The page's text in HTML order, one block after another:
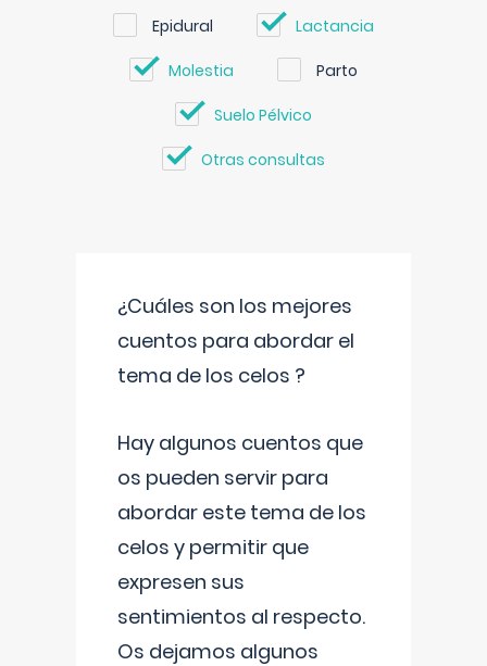
Epidural Lactancia
Molestia Parto
Suelo Pélvico
Otras consultas
¿Cuáles son los mejores
cuentos para abordar el
tema de los celos ?
Hay algunos cuentos que
os pueden servir para
abordar este tema de los
celos y permitir que
expresen sus
sentimientos al respecto.
Os dejamos algunos